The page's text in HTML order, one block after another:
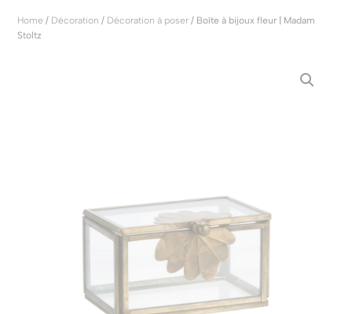
Home / Décoration / Décoration à poser / Boîte à bijoux fleur | Madam
Stoltz